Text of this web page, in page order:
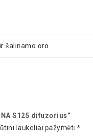
šalinamo oro
S125 difuzorius”
laukeliai pažymėti *